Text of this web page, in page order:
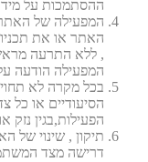
ההסתמכות על
המפעילה של
האתר או את תכניו
, ללא התרעה
המפעילה הודעה
בכל מקרה לא
הסיעודיים או כל
הפעילות,בגין נזק
תיקון , שינוי של
דרישה מצד